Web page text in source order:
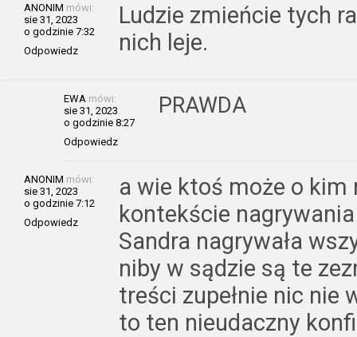
ANONIM mówi:
sie 31, 2023
o godzinie 7:32
Odpowiedz
Ludzie zmieńcie tych
nich leje.
EWA mówi:
sie 31, 2023
o godzinie 8:27
Odpowiedz
PRAWDA
ANONIM mówi:
sie 31, 2023
o godzinie 7:12
Odpowiedz
a wie ktoś może o kim
kontekście
Sandra nagrywała
niby w sądzie są te
treści zupełnie nic nie
to ten nieudaczny